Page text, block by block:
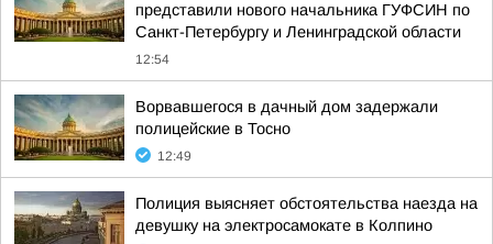
представили нового начальника ГУФСИН по
Санкт-Петербургу и Ленинградской области
12:54
Ворвавшегося в дачный дом задержали
полицейские в Тосно
12:49
Полиция выясняет обстоятельства наезда на
девушку на электросамокате в Колпино